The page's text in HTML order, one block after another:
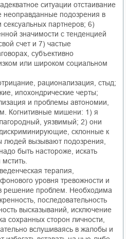
ситуации отстаивание
неоправданные подозрения в
сексуальных партнеров; 6)
значимости с тенденцией
счет и 7) частые
субъективно
или широком социальном
рационализация, стыд;
ипохондрические черты;
и проблемы автономии,
Когнитивные мишени: 1) я
уязвимый; 2) они
склонные к
людей вызывают подозрения,
быть настороже, искать
терапия,
уровня тревожности и
решение проблем. Необходима
последовательность
высказываний, исключение
сохранных сторон личности,
вслушиваясь в жалобы и